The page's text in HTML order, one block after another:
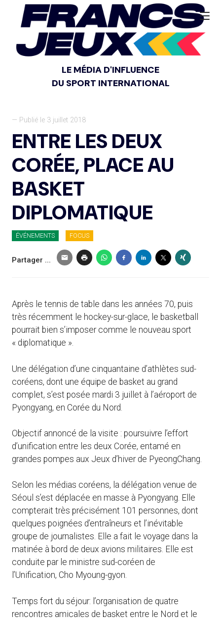
LE MÉDIA D'INFLUENCE
DU SPORT INTERNATIONAL
— Publié le 3 juillet 2018
ENTRE LES DEUX
CORÉE, PLACE AU
BASKET
DIPLOMATIQUE
ÉVÉNEMENTS FOCUS
Partager ...
Après le tennis de table dans les années 70, puis
très récemment le hockey-sur-glace, le basketball
pourrait bien s’imposer comme le nouveau sport
« diplomatique ».
Une délégation d’une cinquantaine d’athlètes sud-
coréens, dont une équipe de basket au grand
complet, s’est posée mardi 3 juillet à l’aéroport de
Pyongyang, en Corée du Nord.
Objectif annoncé de la visite : poursuivre l’effort
d’unification entre les deux Corée, entamé en
grandes pompes aux Jeux d’hiver de PyeongChang.
Selon les médias coréens, la délégation venue de
Séoul s’est déplacée en masse à Pyongyang. Elle
compterait très précisément 101 personnes, dont
quelques poignées d’entraîneurs et l’inévitable
groupe de journalistes. Elle a fait le voyage dans la
matinée à bord de deux avions militaires. Elle est
conduite par le ministre sud-coréen de
l’Unification, Cho Myoung-gyon.
Temps fort du séjour: l’organisation de quatre
rencontres amicales de basket entre le Nord et le